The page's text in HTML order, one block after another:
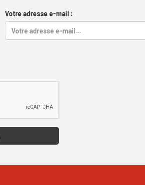
Votre adresse e-mail :